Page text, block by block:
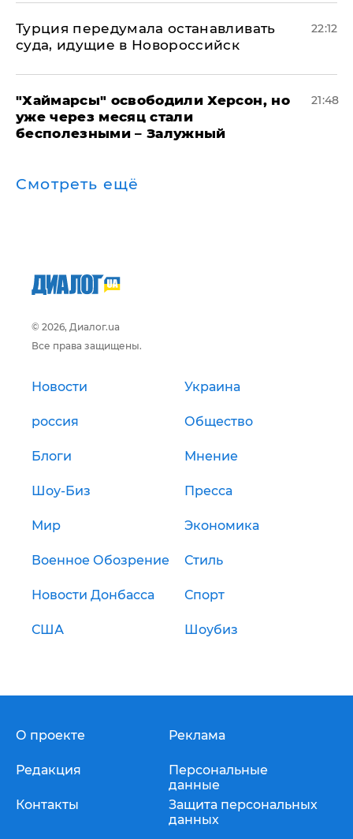
Турция передумала останавливать
суда, идущие в Новороссийск
22:12
"Хаймарсы" освободили Херсон, но
уже через месяц стали
бесполезными – Залужный
21:48
Смотреть ещё
© 2026, Диалог.ua
Все права защищены.
Новости Украина
россия Общество
Блоги Мнение
Шоу-Биз Пресса
Мир Экономика
Военное Обозрение Стиль
Новости Донбасса Спорт
США Шоубиз
О проекте
Редакция
Контакты
Реклама
Персональные
данные
Защита персональных
данных